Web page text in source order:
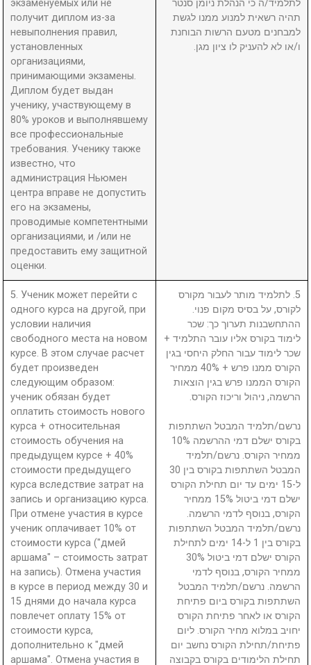
экзаменуемых или не
получит диплом из-за
невыполнения правил,
установленных
организациями,
принимающими экзамены.
Диплом будет выдан
ученику, участвующему в
80% уроков и выполнявшему
все профессиональные
требования. Ученику также
известно, что
администрация Ньюмен
центра вправе не допустить
его на экзамены,
проводимые компетентными
организациями, и /или не
предоставить ему защитной
оценки.
לתלמיד/ה כי הנהלת ניומן סנטר
תהיה רשאית למנוע ממנו לגשת
למבחנים מטעם הרשות הבוחנת
ו/או לא להעניק לו ציון מגן.
5. Ученик может перейти с
одного курса на другой, при
условии наличия
свободного места на новом
курсе. В этом случае расчет
будет произведен
следующим образом:
ученик обязан будет
оплатить стоимость нового
курса + относительная
стоимость обучения на
предыдущем курсе + 40%
стоимости предыдущего
курса вследствие затрат на
запись и организацию курса.
При отмене участия в курсе
ученик оплачивает 10% от
стоимости курса ("дмей
аршама" – стоимость затрат
на запись). Отмена участия
в курсе в период между 30 и
15 днями до начала курса
повлечет оплату 15% от
стоимости курса,
дополнительно к "дмей
аршама". Отмена участия в
5. לתלמיד מותר לעבור מקורס
לקורס, על בסיס מקום פנוי.
ההתחשבנות תערוך כך: שכר
לימוד בקורס אליו עובר התלמיד +
שכר לימוד עבור החלק היחסי בגין
הקורס ממנו פרש + 40% ממחיר
הקורס הממנו פרש בגין הוצאות
הרשמה, ניהול וריכוז הקורס.
נרשם/תלמיד המבטל השתתפות
בקורס ישלם דמי ההרשמה 10%
ממחיר הקורס. נרשם/תלמיד
המבטל השתתפות בקורס בין 30
ל-15 ימים עד יום תחילת הקורס
ישלם דמי ביטול 15% ממחיר
הקורס, בנוסף לדמי הרשמה.
נרשם/תלמיד המבטל השתתפות
בקורס בין 1 ל-14 ימים לתחילת
הקורס ישלם דמי ביטול 30%
ממחיר הקורס, בנוסף לדמי
הרשמה. נרשם/תלמיד המבטל
השתתפות בקורס ביום פתיחת
הקורס או לאחר פתיחת הקורס
יחויב במלוא מחיר הקורס. ליום
פתיחת/תחילת הקורס נחשב יום
תחילת הלימודים בקורס בקבוצה